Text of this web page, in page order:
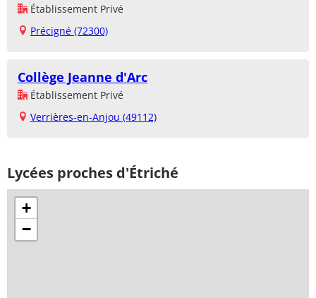
Établissement Privé
Précigné (72300)
Collège Jeanne d'Arc
Établissement Privé
Verrières-en-Anjou (49112)
Lycées proches d'Étriché
+
−